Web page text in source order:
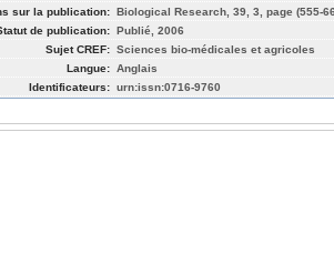
sur la publication: Biological Research, 39, 3, page (555-
de publication: Publié, 2006
Sujet CREF: Sciences bio-médicales et agricoles
Langue: Anglais
Identificateurs: urn:issn:0716-9760